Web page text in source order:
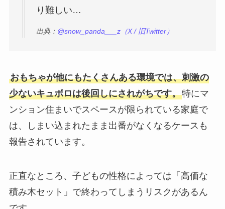
り難しい…
出典： @snow_panda___z（X / 旧Twitter）
おもちゃが他にもたくさんある環境では、刺激の
少ないキュボロは後回しにされがちです。特にマ
ンション住まいでスペースが限られている家庭で
は、しまい込まれたまま出番がなくなるケースも
報告されています。
正直なところ、子どもの性格によっては「高価な
積み木セット」で終わってしまうリスクがあるん